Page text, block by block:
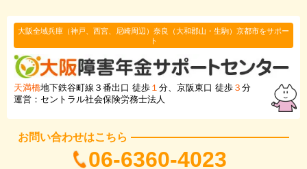
大阪全域兵庫（神戸、西宮、尼崎周辺）奈良（大和郡山・生駒）京都市をサポー
ト
天満橋地下鉄谷町線３番出口 徒歩 １ 分、京阪東口 徒歩 ３ 分
運営：セントラル社会保険労務士法人
お問い合わせはこちら
06-6360-4023